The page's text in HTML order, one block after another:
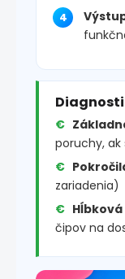
poruchy,
zariadenia)
Hĺbková
čipov na